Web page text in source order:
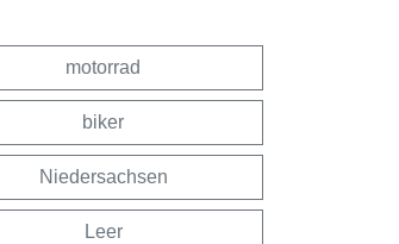
motorrad
biker
Niedersachsen
Leer